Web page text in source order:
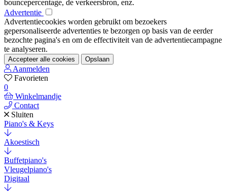
bouncepercentage, de verkeersbron, enz.
Advertentie
Advertentiecookies worden gebruikt om bezoekers
gepersonaliseerde advertenties te bezorgen op basis van de eerder
bezochte pagina's en om de effectiviteit van de advertentiecampagne
te analyseren.
Accepteer alle cookies Opslaan
Aanmelden
Favorieten
0
Winkelmandje
Contact
Sluiten
Piano's & Keys
Akoestisch
Buffetpiano's
Vleugelpiano's
Digitaal